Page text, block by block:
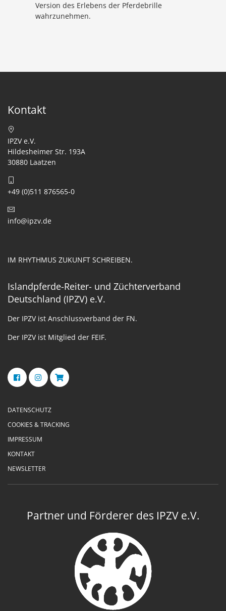
Version des Erlebens der Pferdebrille
wahrzunehmen.
Kontakt
IPZV e.V.
Hildesheimer Str. 193A
30880 Laatzen
+49 (0)511 876565-0
info@ipzv.de
IM RHYTHMUS ZUKUNFT SCHREIBEN.
Islandpferde-Reiter- und Züchterverband
Deutschland (IPZV) e.V.
Der IPZV ist Anschlussverband der FN.
Der IPZV ist Mitglied der FEIF.
DATENSCHUTZ
COOKIES & TRACKING
IMPRESSUM
KONTAKT
NEWSLETTER
Partner und Förderer des IPZV e.V.